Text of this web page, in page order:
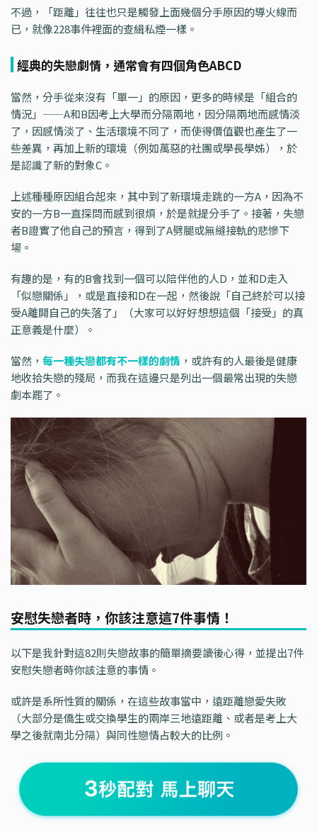
不過，「距離」往往也只是觸發上面幾個分手原因的導火線而
已，就像228事件裡面的查緝私煙一樣。
經典的失戀劇情，通常會有四個角色ABCD
當然，分手從來沒有「單一」的原因，更多的時候是「組合的
情況」——A和B因考上大學而分隔兩地，因分隔兩地而感情淡
了，因感情淡了、生活環境不同了，而使得價值觀也產生了一
些差異，再加上新的環境（例如萬惡的社團或學長學姊），於
是認識了新的對象C。
上述種種原因組合起來，其中到了新環境走跳的一方A，因為不
安的一方B一直探問而感到很煩，於是就提分手了。接著，失戀
者B證實了他自己的預言，得到了A劈腿或無縫接軌的悲慘下
場。
有趣的是，有的B會找到一個可以陪伴他的人D，並和D走入
「似戀關係」，或是直接和D在一起，然後說「自己終於可以接
受A離開自己的失落了」（大家可以好好想想這個「接受」的真
正意義是什麼）。
當然， 每一種失戀都有不一樣的劇情 ，或許有的人最後是健康
地收拾失戀的殘局，而我在這邊只是列出一個最常出現的失戀
劇本罷了。
安慰失戀者時，你該注意這7件事情！
以下是我針對這82則失戀故事的簡單摘要讀後心得，並提出7件
安慰失戀者時你該注意的事情。
或許是系所性質的關係，在這些故事當中，遠距離戀愛失敗
（大部分是僑生或交換學生的兩岸三地遠距離、或者是考上大
學之後就南北分隔）與同性戀情占較大的比例。